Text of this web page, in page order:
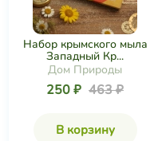
Набор крымского мыла
Западный Кр...
Дом Природы
250 ₽ 463 ₽
В корзину